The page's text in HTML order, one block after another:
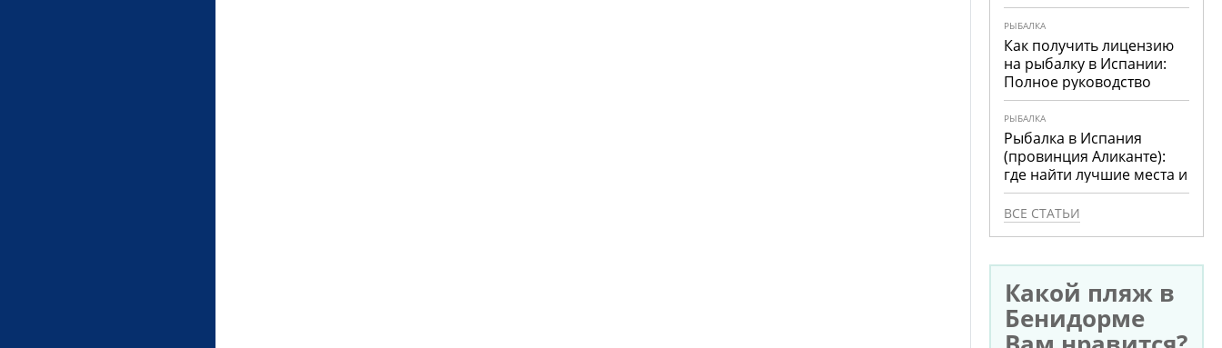
РЫБАЛКА
Как получить лицензию
на рыбалку в Испании:
Полное руководство
РЫБАЛКА
Рыбалка в Испания
(провинция Аликанте):
где найти лучшие места и
что ловить
ВСЕ СТАТЬИ
Какой пляж в
Бенидорме